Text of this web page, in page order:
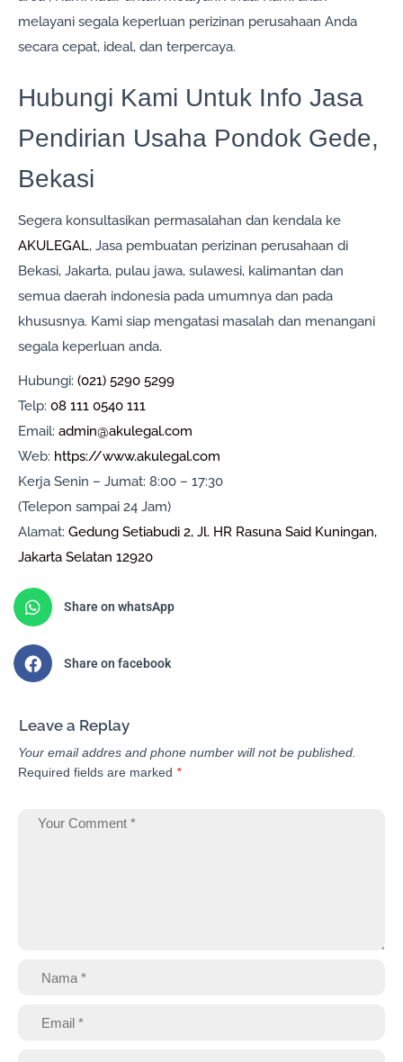
melayani segala keperluan perizinan perusahaan Anda
secara cepat, ideal, dan terpercaya.
Hubungi Kami Untuk Info Jasa
Pendirian Usaha Pondok Gede,
Bekasi
Segera konsultasikan permasalahan dan kendala ke
AKULEGAL, Jasa pembuatan perizinan perusahaan di
Bekasi, Jakarta, pulau jawa, sulawesi, kalimantan dan
semua daerah indonesia pada umumnya dan pada
khususnya. Kami siap mengatasi masalah dan menangani
segala keperluan anda.
Hubungi: (021) 5290 5299
Telp: 08 111 0540 111
Email: admin@akulegal.com
Web: https://www.akulegal.com
Kerja Senin – Jumat: 8:00 – 17:30
(Telepon sampai 24 Jam)
Alamat: Gedung Setiabudi 2, Jl. HR Rasuna Said Kuningan,
Jakarta Selatan 12920
Share on whatsApp
Share on facebook
Leave a Replay
Your email addres and phone number will not be published.
Required fields are marked *